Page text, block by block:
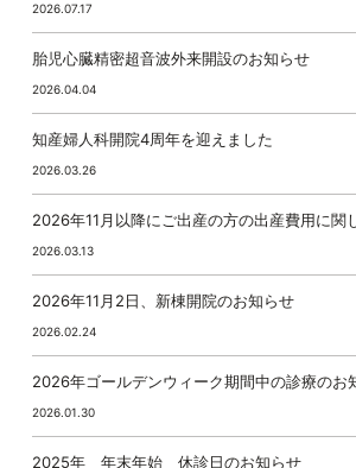
2026.07.17
胎児心臓精密超音波外来開設のお知らせ
2026.04.04
知産婦人科開院4周年を迎えました
2026.03.26
2026年11月以降にご出産の方の出産費用に関
2026.03.13
2026年11月2日、新棟開院のお知らせ
2026.02.24
2026年ゴールデンウィーク期間中の診療のお
2026.01.30
2025年 年末年始 休診日のお知らせ